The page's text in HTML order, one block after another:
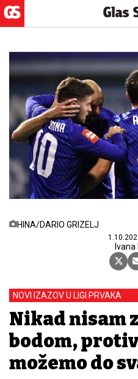
HINA/DARIO GRIZELJ
Ivana
NOVI IZAZOV U LIGI PRVAKA
Nikad nisam
bodom,
možemo do